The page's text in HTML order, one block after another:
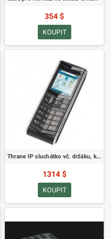
354 $
KOUPIT
Thrane IP sluchátko vč. držáku, kabelové
1314 $
KOUPIT